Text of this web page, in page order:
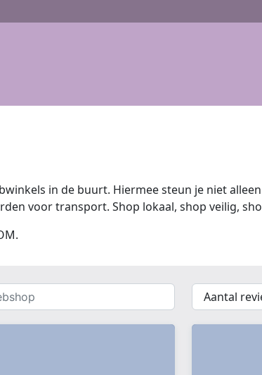
in de buurt. Hiermee steun je niet
voor transport. Shop lokaal, shop veilig,
{{
__('Sort')
}}